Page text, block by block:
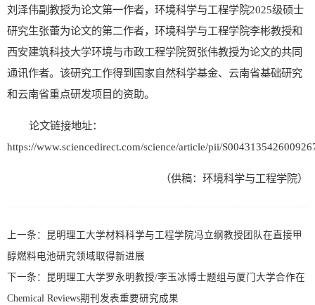
刘泽伟副教授为论文第一作者，环境科学与工程学院2025级硕士
研究生张蕾为论文的第二作者，环境科学与工程学院李彬教授和
西安建筑科技大学环境与市政工程学院贺张伟教授为论文的共同
通讯作者。该研究工作得到国家自然科学基金、云南省基础研究
和云南省重点研发项目的资助。
论文链接地址：
https://www.sciencedirect.com/science/article/pii/
（供稿：环境科学与工程学院）
上一条：
昆明理工大学材料科学与工程学院冯立纲教授团队在直接甲
醇燃料电池研究领域取得新进展
下一条：
昆明理工大学罗永明教授/李玉冰博士题组与厦门大学合作在
Chemical Reviews期刊发表重要研究成果